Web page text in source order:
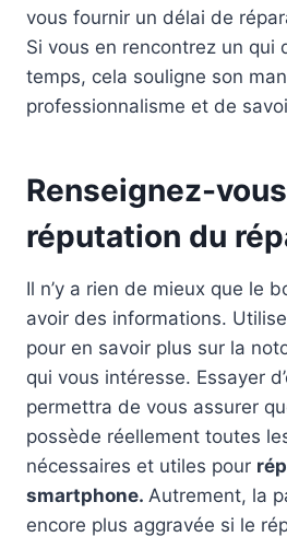
vous fournir un délai de
Si vous en rencontrez un qui
temps, cela souligne son
professionnalisme et de
Renseignez-
réputation du
Il n’y a rien de mieux que le
avoir des informations.
pour en savoir plus sur la
qui vous intéresse. Essayer
permettra de vous assurer
possède réellement toutes
nécessaires et utiles pour
smartphone. Autrement, la
encore plus aggravée si le